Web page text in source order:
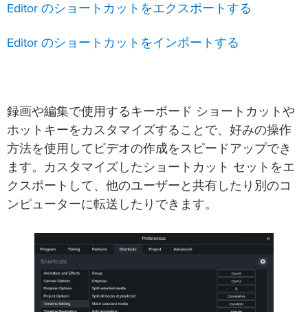
録画や編集で使用するキーボード ショートカットや
ホットキーをカスタマイズすることで、好みの操作
方法を使用してビデオの作成をスピードアップでき
ます。カスタマイズしたショートカット セットをエ
クスポートして、他のユーザーと共有したり別のコ
ンピューターに転送したりできます。
Editor のショートカットをエクスポートする
Editor のショートカットをインポートする